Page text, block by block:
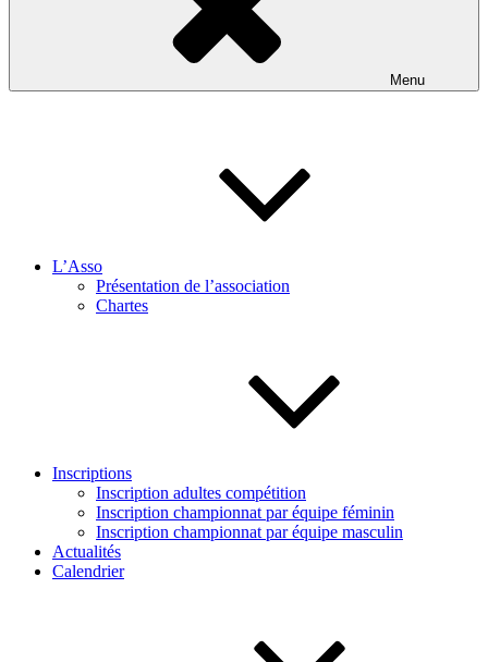
Menu
L’Asso
Présentation de l’association
Chartes
Inscriptions
Inscription adultes compétition
Inscription championnat par équipe féminin
Inscription championnat par équipe masculin
Actualités
Calendrier